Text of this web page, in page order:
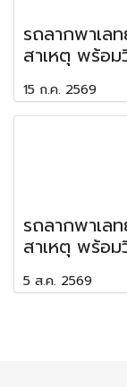
รถลากพาเล
สาเหตุ พร้อ
15 ก.ค. 2569
รถลากพาเล
สาเหตุ พร้อ
5 ส.ค. 2569